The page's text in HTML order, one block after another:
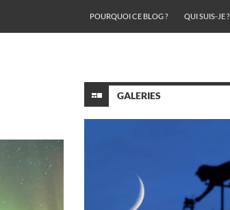
POURQUOI CE BLOG ?
QUI SUIS-JE ?
GALERIES